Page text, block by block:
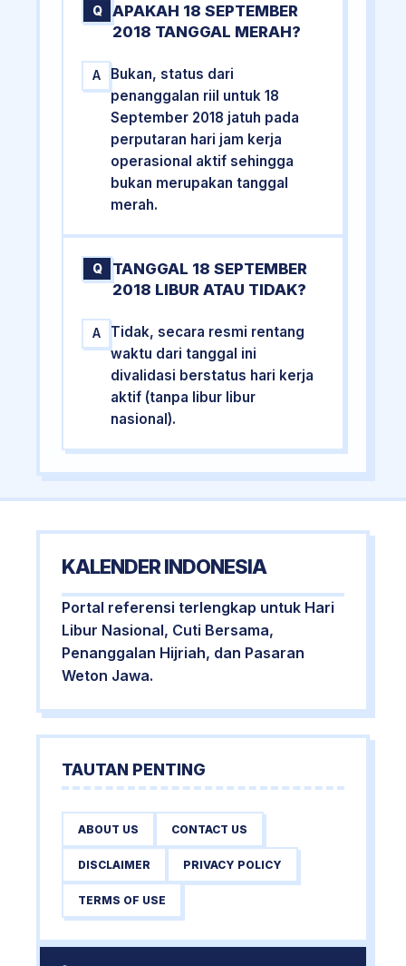
Q
APAKAH 18 SEPTEMBER
2018 TANGGAL MERAH?
A
Bukan, status dari
penanggalan riil untuk 18
September 2018 jatuh pada
perputaran hari jam kerja
operasional aktif sehingga
bukan merupakan tanggal
merah.
Q
TANGGAL 18 SEPTEMBER
2018 LIBUR ATAU TIDAK?
A
Tidak, secara resmi rentang
waktu dari tanggal ini
divalidasi berstatus hari kerja
aktif (tanpa libur libur
nasional).
KALENDER INDONESIA
Portal referensi terlengkap untuk Hari
Libur Nasional, Cuti Bersama,
Penanggalan Hijriah, dan Pasaran
Weton Jawa.
TAUTAN PENTING
ABOUT US CONTACT US
DISCLAIMER PRIVACY POLICY
TERMS OF USE